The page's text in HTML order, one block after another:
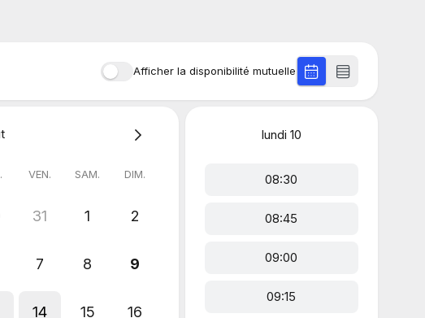
Afficher la disponibilité mutuelle
VEN. SAM. DIM.
31 1 2
7 8 9
14 15 16
lundi 10
08:30
08:45
09:00
09:15